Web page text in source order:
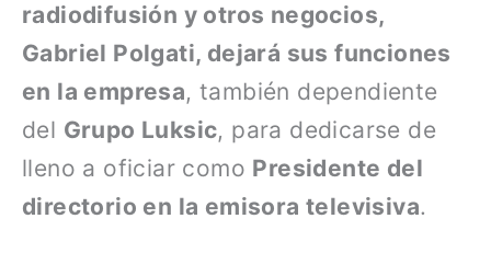
radiodifusión y otros negocios,
Gabriel Polgati, dejará sus funciones
en la empresa, también dependiente
del Grupo Luksic, para dedicarse de
lleno a oficiar como Presidente del
directorio en la emisora televisiva.